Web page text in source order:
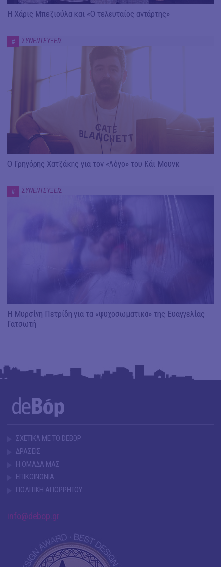
Η Χάρις Μπεζιούλα και «Ο τελευταίος αντάρτης»
# ΣΥΝΕΝΤΕΥΞΕΙΣ
Ο Γρηγόρης Χατζάκης για τον «Λόγο» του Κάι Μουνκ
# ΣΥΝΕΝΤΕΥΞΕΙΣ
Η Μυρσίνη Πετρίδη για τα «ψυχοσωματικά» της Ευαγγελίας
Γατσωτή
ΣΧΕΤΙΚΑ ΜΕ ΤΟ DEBOP
ΔΡΑΣΕΙΣ
Η ΟΜΑΔΑ ΜΑΣ
ΕΠΙΚΟΙΝΩΝΙΑ
ΠΟΛΙΤΙΚΗ ΑΠΟΡΡΗΤΟΥ
info@debop.gr